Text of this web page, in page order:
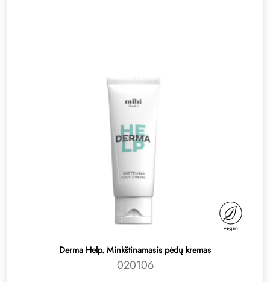
Derma Help. Minkštinamasis pėdų kremas
020106